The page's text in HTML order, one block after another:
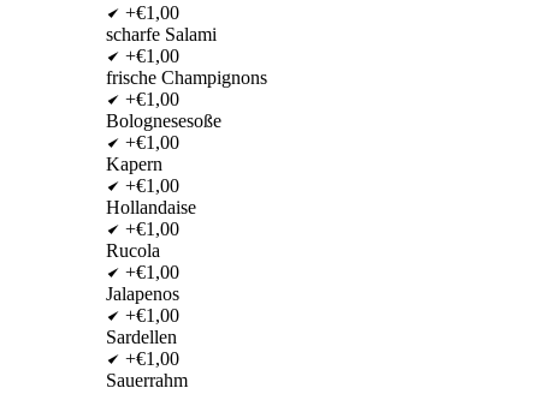
+€1,00
scharfe Salami
+€1,00
frische Champignons
+€1,00
Bolognesesoße
+€1,00
Kapern
+€1,00
Hollandaise
+€1,00
Rucola
+€1,00
Jalapenos
+€1,00
Sardellen
+€1,00
Sauerrahm